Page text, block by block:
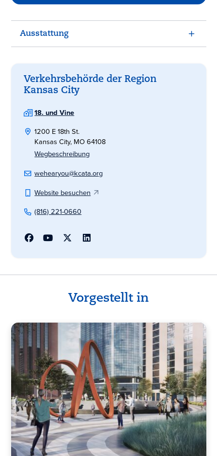
Ausstattung
Verkehrsbehörde der Region
Kansas City
18. und Vine
1200 E 18th St.
Kansas City, MO 64108
Wegbeschreibung
wehearyou@kcata.org
Website besuchen
(816) 221-0660
Vorgestellt in